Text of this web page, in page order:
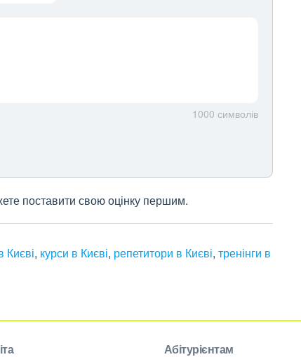
1000 символів
поставити свою оцінку першим.
Києві, курси в Києві, репетитори в Києві, тренінги в
Абітурієнтам